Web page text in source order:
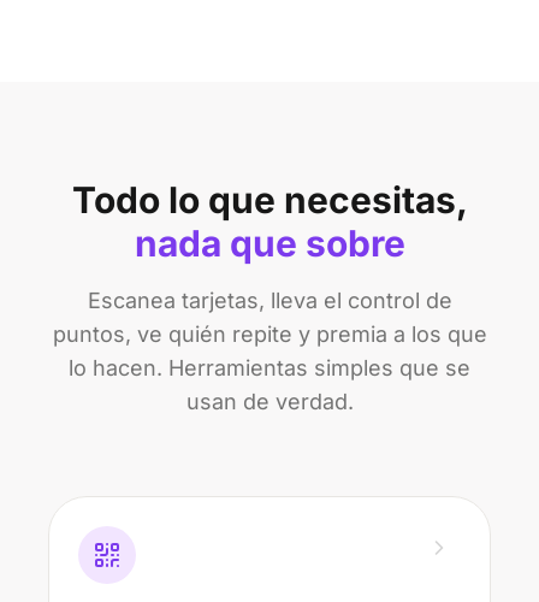
Todo lo que necesitas,
nada que sobre
Escanea tarjetas, lleva el control de
puntos, ve quién repite y premia a los que
lo hacen. Herramientas simples que se
usan de verdad.